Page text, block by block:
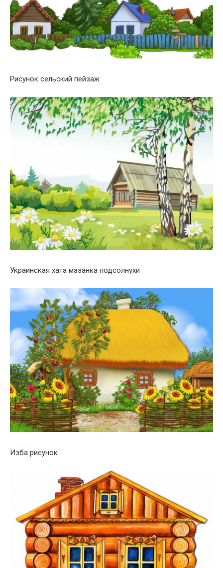
Рисунок сельский пейзаж
Украинская хата мазанка подсолнухи
Изба рисунок